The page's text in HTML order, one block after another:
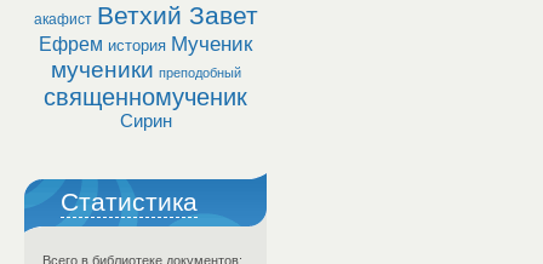
акафист Ветхий Завет
Ефрем история Мученик
мученики преподобный
священномученик
Сирин
Статистика
Всего в библиотеке документов: